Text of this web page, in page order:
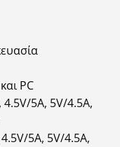
PC
4.5V/5A, 5V/4.5A,
5A, 5V/4.5A,